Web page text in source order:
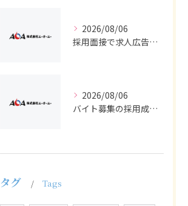
2026/08/06
採用面接で求人広告からバイト・正社員適材を見抜く質問設計と受け答え対策
2026/08/06
バイト募集の採用成功へ求人広告で知っておきたい正社員との違いと選び方
タグ Tags